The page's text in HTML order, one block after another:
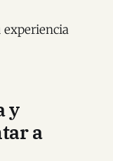
experiencia
y
a